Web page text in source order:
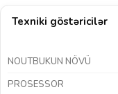
Texniki göstəricilər
NOUTBUKUN NÖVÜ
PROSESSOR